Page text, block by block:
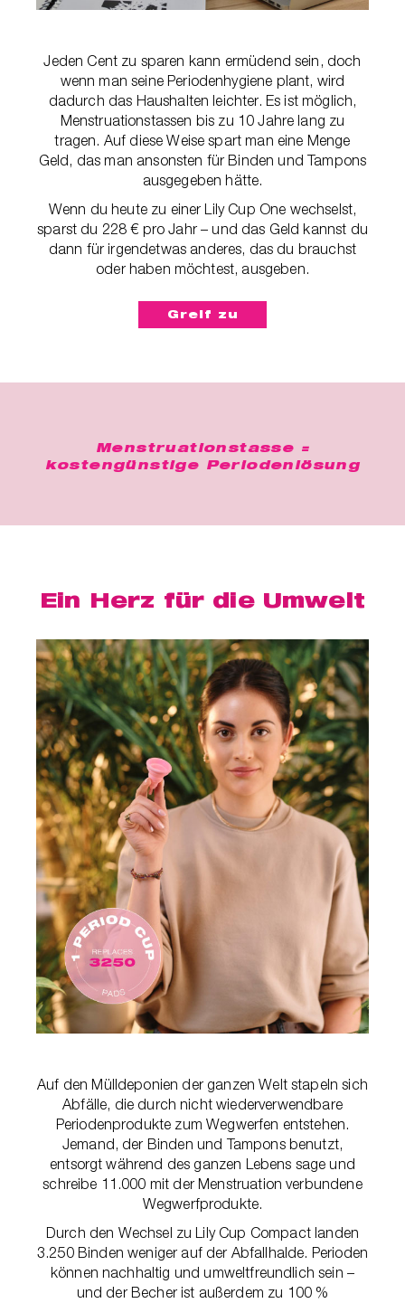
Jeden Cent zu sparen kann ermüdend sein, doch
wenn man seine Periodenhygiene plant, wird
dadurch das Haushalten leichter. Es ist möglich,
Menstruationstassen bis zu 10 Jahre lang zu
tragen. Auf diese Weise spart man eine Menge
Geld, das man ansonsten für Binden und Tampons
ausgegeben hätte.
Wenn du heute zu einer Lily Cup One wechselst,
sparst du 228 € pro Jahr – und das Geld kannst du
dann für irgendetwas anderes, das du brauchst
oder haben möchtest, ausgeben.
Greif zu
Menstruationstasse =
kostengünstige Periodenlösung
Ein Herz für die Umwelt
Auf den Mülldeponien der ganzen Welt stapeln sich
Abfälle, die durch nicht wiederverwendbare
Periodenprodukte zum Wegwerfen entstehen.
Jemand, der Binden und Tampons benutzt,
entsorgt während des ganzen Lebens sage und
schreibe 11.000 mit der Menstruation verbundene
Wegwerfprodukte.
Durch den Wechsel zu Lily Cup Compact landen
3.250 Binden weniger auf der Abfallhalde. Perioden
können nachhaltig und umweltfreundlich sein –
und der Becher ist außerdem zu 100 %